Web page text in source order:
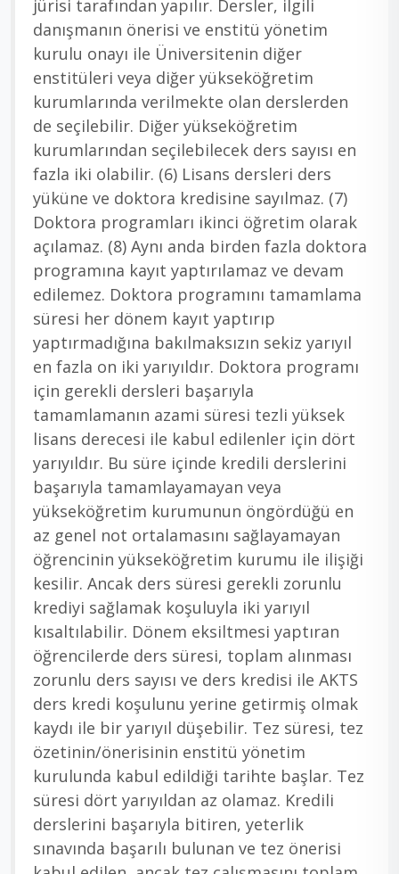
jürisi tarafından yapılır. Dersler, ilgili
danışmanın önerisi ve enstitü yönetim
kurulu onayı ile Üniversitenin diğer
enstitüleri veya diğer yükseköğretim
kurumlarında verilmekte olan derslerden
de seçilebilir. Diğer yükseköğretim
kurumlarından seçilebilecek ders sayısı en
fazla iki olabilir. (6) Lisans dersleri ders
yüküne ve doktora kredisine sayılmaz. (7)
Doktora programları ikinci öğretim olarak
açılamaz. (8) Aynı anda birden fazla doktora
programına kayıt yaptırılamaz ve devam
edilemez. Doktora programını tamamlama
süresi her dönem kayıt yaptırıp
yaptırmadığına bakılmaksızın sekiz yarıyıl
en fazla on iki yarıyıldır. Doktora programı
için gerekli dersleri başarıyla
tamamlamanın azami süresi tezli yüksek
lisans derecesi ile kabul edilenler için dört
yarıyıldır. Bu süre içinde kredili derslerini
başarıyla tamamlayamayan veya
yükseköğretim kurumunun öngördüğü en
az genel not ortalamasını sağlayamayan
öğrencinin yükseköğretim kurumu ile ilişiği
kesilir. Ancak ders süresi gerekli zorunlu
krediyi sağlamak koşuluyla iki yarıyıl
kısaltılabilir. Dönem eksiltmesi yaptıran
öğrencilerde ders süresi, toplam alınması
zorunlu ders sayısı ve ders kredisi ile AKTS
ders kredi koşulunu yerine getirmiş olmak
kaydı ile bir yarıyıl düşebilir. Tez süresi, tez
özetinin/önerisinin enstitü yönetim
kurulunda kabul edildiği tarihte başlar. Tez
süresi dört yarıyıldan az olamaz. Kredili
derslerini başarıyla bitiren, yeterlik
sınavında başarılı bulunan ve tez önerisi